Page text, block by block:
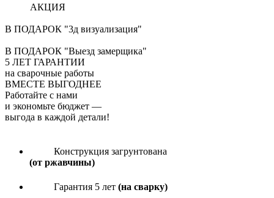
АКЦИЯ
В ПОДАРОК "3д визуализация"
В ПОДАРОК "Выезд замерщика"
5 ЛЕТ ГАРАНТИИ
на сварочные работы
ВМЕСТЕ ВЫГОДНЕЕ
Работайте с нами
и экономьте бюджет —
выгода в каждой детали!
Конструкция загрунтована
(от ржавчины)
Гарантия 5 лет (на сварку)